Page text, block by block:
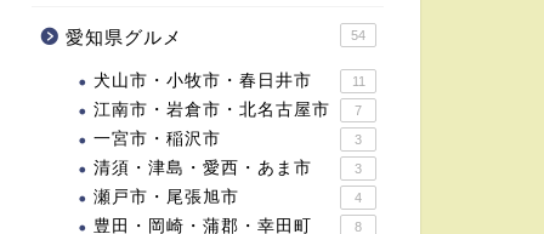
愛知県グルメ 54
犬山市・小牧市・春日井市 11
江南市・岩倉市・北名古屋市 7
一宮市・稲沢市 3
清須・津島・愛西・あま市 3
瀬戸市・尾張旭市 4
豊田・岡崎・蒲郡・幸田町 8